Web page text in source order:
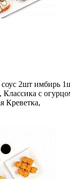
2шт имбирь
Классика с
Креветка,